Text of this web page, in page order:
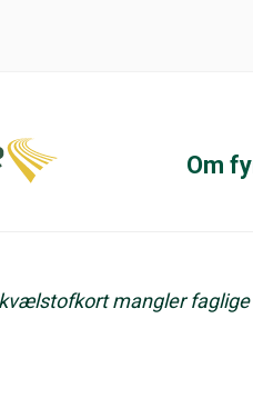
Om
mangler